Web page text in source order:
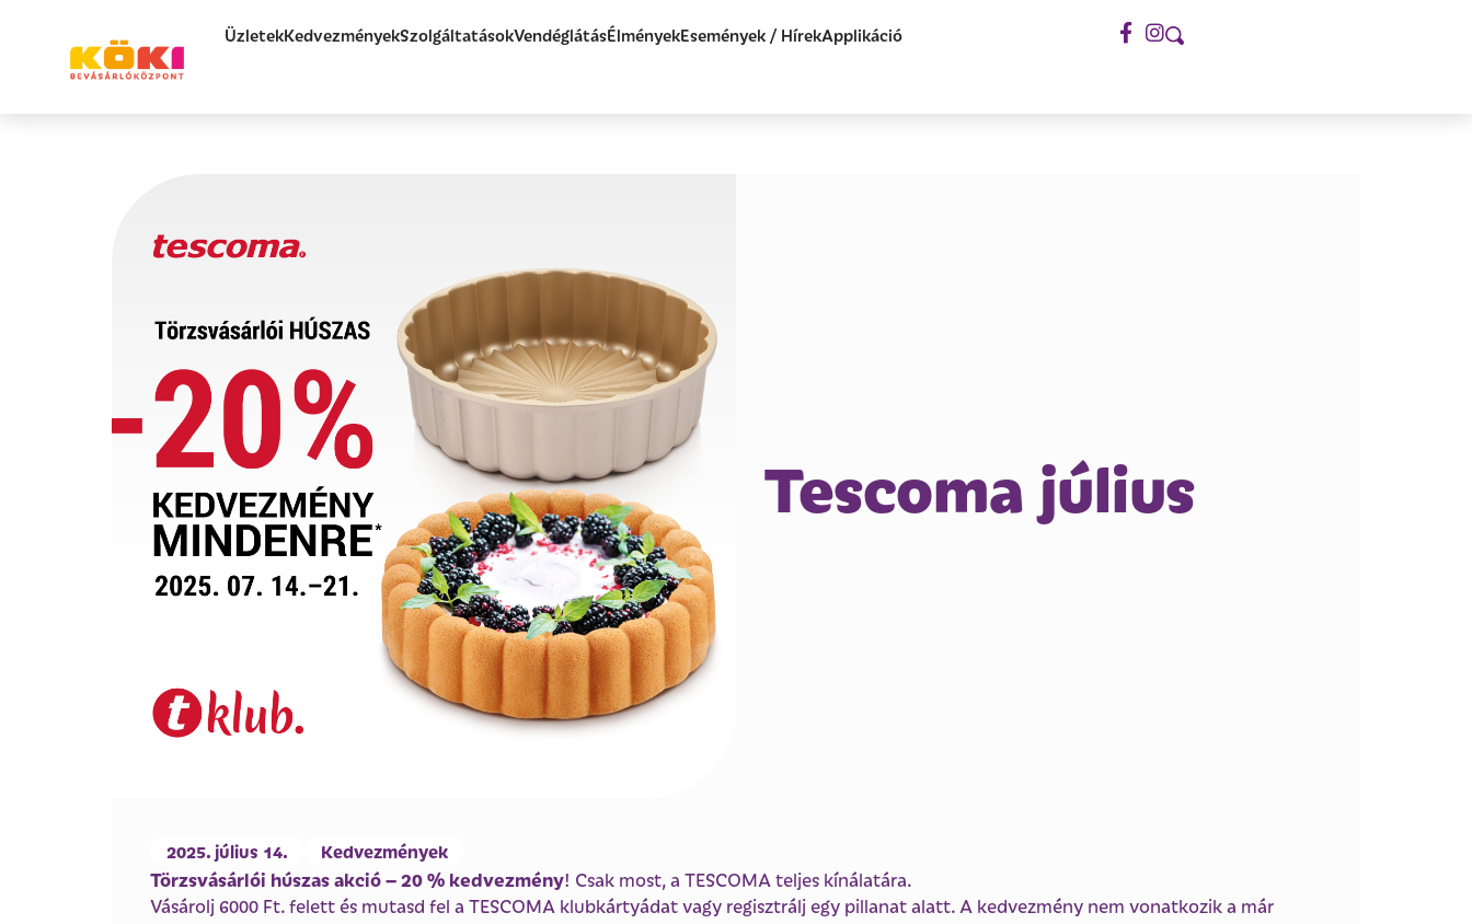
ÜzletekKedvezményekSzolgáltatásokVendéglátásÉlményekEsemények / HírekApplikáció
Tescoma július
2025. július 14. Kedvezmények
Törzsvásárlói húszas akció – 20 % kedvezmény! Csak most, a TESCOMA teljes kínálatára.
Vásárolj 6000 Ft. felett és mutasd fel a TESCOMA klubkártyádat vagy regisztrálj egy pillanat alatt. A kedvezmény nem vonatkozik a már